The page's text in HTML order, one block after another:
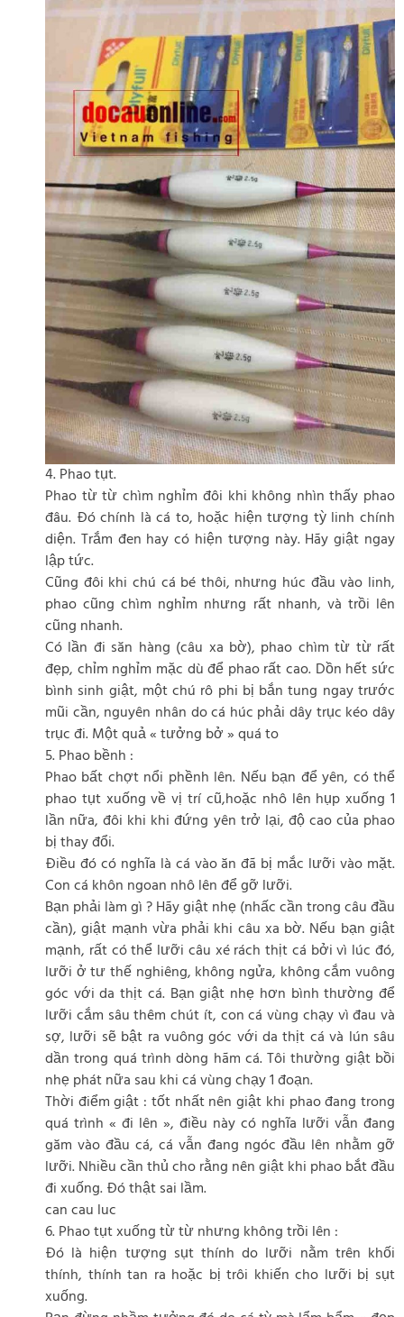
4. Phao tụt.
Phao từ từ chìm nghỉm đôi khi không nhìn thấy phao
đâu. Đó chính là cá to, hoặc hiện tượng tỳ linh chính
diện. Trắm đen hay có hiện tượng này. Hãy giật ngay
lập tức.
Cũng đôi khi chú cá bé thôi, nhưng húc đầu vào linh,
phao cũng chìm nghỉm nhưng rất nhanh, và trồi lên
cũng nhanh.
Có lần đi săn hàng (câu xa bờ), phao chìm từ từ rất
đẹp, chỉm nghỉm mặc dù để phao rất cao. Dồn hết sức
bình sinh giật, một chú rô phi bị bắn tung ngay trước
mũi cần, nguyên nhân do cá húc phải dây trục kéo dây
trục đi. Một quả « tưởng bở » quá to
5. Phao bềnh :
Phao bất chợt nổi phềnh lên. Nếu bạn để yên, có thể
phao tụt xuống về vị trí cũ,hoặc nhô lên hụp xuống 1
lần nữa, đôi khi khi đứng yên trở lại, độ cao của phao
bị thay đổi.
Điều đó có nghĩa là cá vào ăn đã bị mắc lưỡi vào mặt.
Con cá khôn ngoan nhô lên để gỡ lưỡi.
Bạn phải làm gì ? Hãy giật nhẹ (nhấc cần trong câu đầu
cần), giật mạnh vừa phải khi câu xa bờ. Nếu bạn giật
mạnh, rất có thể lưỡi câu xé rách thịt cá bởi vì lúc đó,
lưỡi ở tư thế nghiêng, không ngửa, không cắm vuông
góc với da thịt cá. Bạn giật nhẹ hơn bình thường để
lưỡi cắm sâu thêm chút ít, con cá vùng chạy vì đau và
sợ, lưỡi sẽ bật ra vuông góc với da thịt cá và lún sâu
dần trong quá trình dòng hãm cá. Tôi thường giật bồi
nhẹ phát nữa sau khi cá vùng chạy 1 đoạn.
Thời điểm giật : tốt nhất nên giật khi phao đang trong
quá trình « đi lên », điều này có nghĩa lưỡi vẫn đang
găm vào đầu cá, cá vẫn đang ngóc đầu lên nhằm gỡ
lưỡi. Nhiều cần thủ cho rằng nên giật khi phao bắt đầu
đi xuống. Đó thật sai lầm.
can cau luc
6. Phao tụt xuống từ từ nhưng không trồi lên :
Đó là hiện tượng sụt thính do lưỡi nằm trên khối
thính, thính tan ra hoặc bị trôi khiến cho lưỡi bị sụt
xuống.